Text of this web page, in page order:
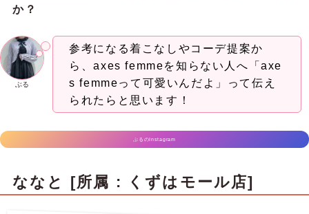
か？
ぶる
参考になる着こなしやコーデ提案か
ら、axes femmeを知らない人へ「axe
s femmeって可愛いんだよ」って伝え
られたらと思います！
ぷるのInstagram
ななと [所属 : くずはモール店]